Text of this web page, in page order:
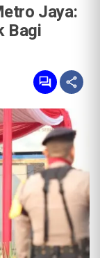
Jaya:
Bagi